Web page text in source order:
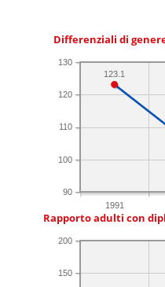
Differenziali di
1991
90
100
110
120
130
123.1
Rapporto adulti con
150
200